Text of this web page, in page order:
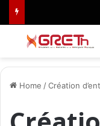
Home /Création